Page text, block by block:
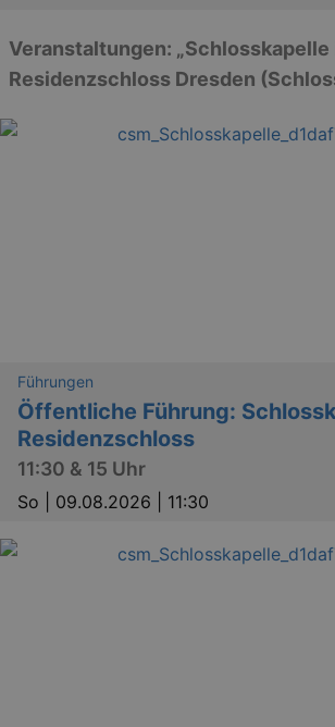
Veranstaltungen: „Schlosskapelle
Residenzschloss Dresden
Führungen
Öffentliche Führung:
Residenzschloss
11:30 & 15 Uhr
So | 09.08.2026 | 11:30